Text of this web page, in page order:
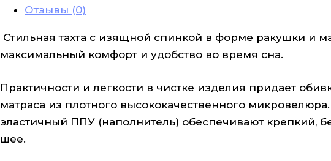
Отзывы (0)
Стильная тахта с изящной спинкой в форме ракушки и
максимальный комфорт и удобство во время сна.
Практичности и легкости в чистке изделия придает
матраса из плотного высококачественного
эластичный ППУ (наполнитель) обеспечивают крепкий,
шее.